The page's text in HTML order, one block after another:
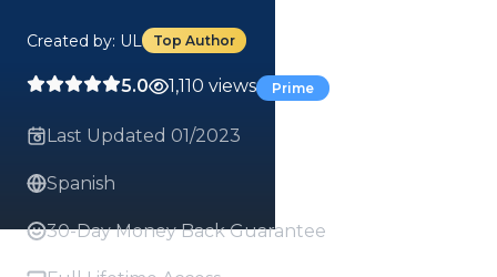
Created by: UL Top Author
5.0 1,110 views Prime
Last Updated 01/2023
Spanish
30-Day Money Back Guarantee